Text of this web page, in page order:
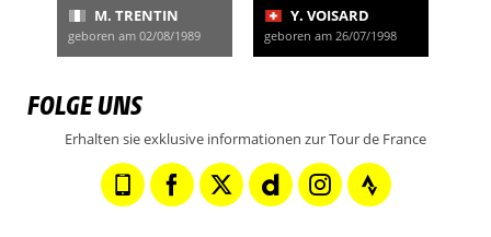
M. TRENTIN
geboren am 02/08/1989
Y. VOISARD
geboren am 26/07/1998
FOLGE UNS
Erhalten sie exklusive informationen zur Tour de France